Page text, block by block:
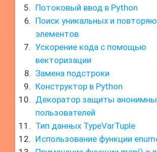
Потоковый ввод в Python
Поиск уникальных и
элементов
Ускорение кода с помощью
векторизации
Замена подстроки
Конструктор в Python
Декоратор защиты
пользователей
Тип данных TypeVarTuple
Использование функции